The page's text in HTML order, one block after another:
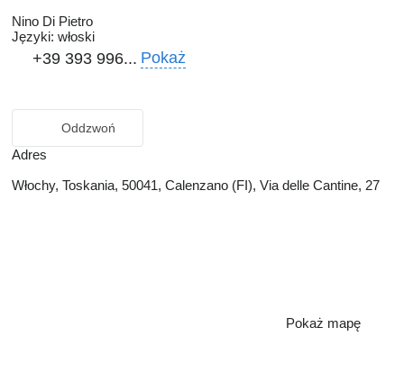
Nino Di Pietro
Języki: włoski
+39 393 996... Pokaż
Oddzwoń
Adres
Włochy, Toskania, 50041, Calenzano (FI), Via delle Cantine, 27
Pokaż mapę